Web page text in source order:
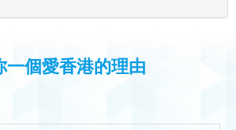
一個愛香港的理由